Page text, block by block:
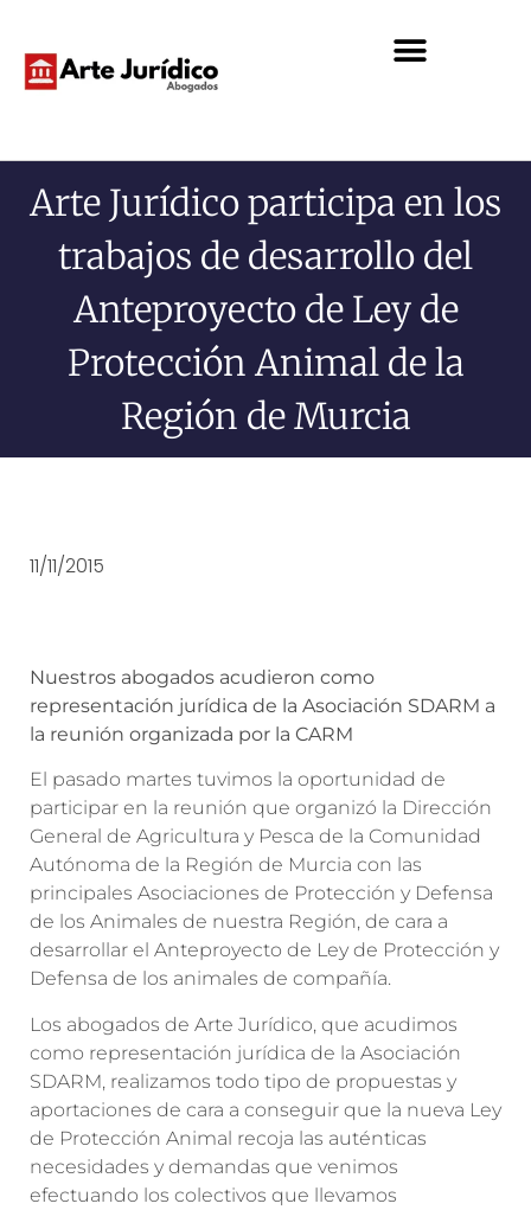
Arte Jurídico participa en los
trabajos de desarrollo del
Anteproyecto de Ley de
Protección Animal de la
Región de Murcia
11/11/2015
Nuestros abogados acudieron como
representación jurídica de la Asociación SDARM a
la reunión organizada por la CARM
El pasado martes tuvimos la oportunidad de
participar en la reunión que organizó la Dirección
General de Agricultura y Pesca de la Comunidad
Autónoma de la Región de Murcia con las
principales Asociaciones de Protección y Defensa
de los Animales de nuestra Región, de cara a
desarrollar el Anteproyecto de Ley de Protección y
Defensa de los animales de compañía.
Los abogados de Arte Jurídico, que acudimos
como representación jurídica de la Asociación
SDARM, realizamos todo tipo de propuestas y
aportaciones de cara a conseguir que la nueva Ley
de Protección Animal recoja las auténticas
necesidades y demandas que venimos
efectuando los colectivos que llevamos